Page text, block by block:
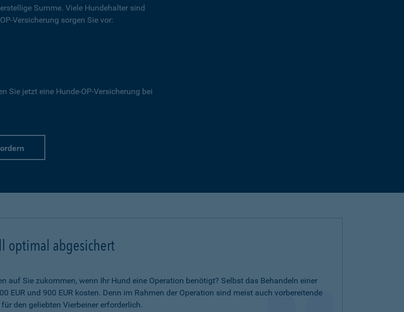
Summe. Viele Hundehalter sind
Versicherung sorgen Sie vor:
Sie jetzt eine Hunde-OP-Versicherung bei
optimal abgesichert
auf Sie zukommen, wenn Ihr Hund eine Operation benötigt? Selbst das Behandeln einer
EUR und 900 EUR kosten. Denn im Rahmen der Operation sind meist auch vorbereitende
den geliebten Vierbeiner erforderlich.